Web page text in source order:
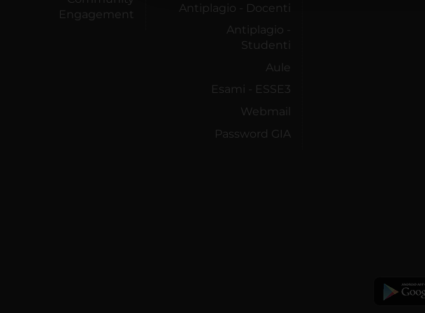
Engagement
Antiplagio - Docenti
Antiplagio -
Studenti
Aule
Esami - ESSE3
Webmail
Password GIA